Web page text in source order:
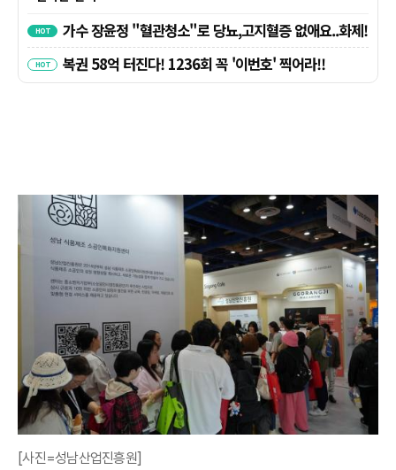
[사진=성남산업진흥원]